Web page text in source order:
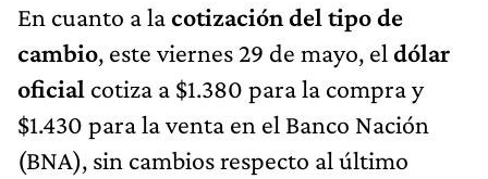
En cuanto a lacotización del tipo de
cambio, este viernes 29 de mayo, el dólar
oficial cotiza a $1.380 para la compra y
$1.430 para la venta en el Banco Nación
(BNA), sin cambios respecto al último